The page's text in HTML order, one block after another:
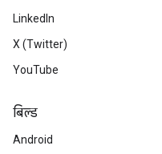
LinkedIn
X (Twitter)
YouTube
बिल्ड
Android